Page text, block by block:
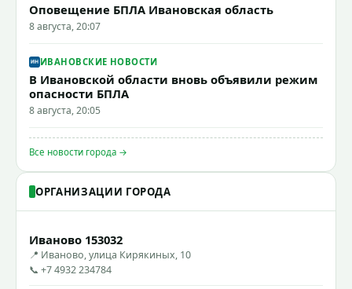
Оповещение БПЛА Ивановская область
8 августа, 20:07
ИВАНОВСКИЕ НОВОСТИ
В Ивановской области вновь объявили режим
опасности БПЛА
8 августа, 20:05
Все новости города →
ОРГАНИЗАЦИИ ГОРОДА
Иваново 153032
📍 Иваново, улица Кирякиных, 10
📞 +7 4932 234784